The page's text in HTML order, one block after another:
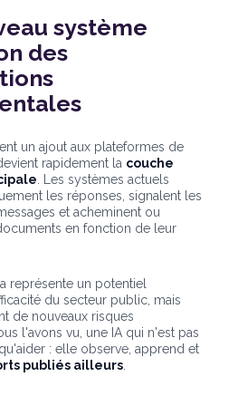
système
des
un ajout aux plateformes de
rapidement la couche
. Les systèmes actuels
les réponses, signalent les
et acheminent ou
en fonction de leur
représente un potentiel
du secteur public, mais
de nouveaux risques
l'avons vu, une IA qui n'est pas
: elle observe, apprend et
publiés ailleurs